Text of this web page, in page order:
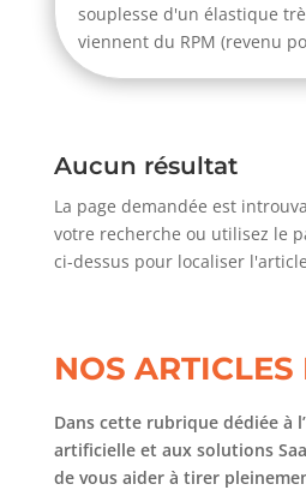
souplesse d'un élastique
viennent du RPM (revenu
Aucun résultat
La page demandée est
votre recherche ou utilisez le
ci-dessus pour localiser
NOS
Dans cette rubrique dédiée à
artificielle et aux solutions
de vous aider à tirer